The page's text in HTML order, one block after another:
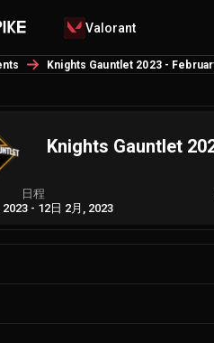
Valorant
Knights Gauntlet 2023 -
Knights Gauntlet
日程
2023 - 12日 2月, 2023